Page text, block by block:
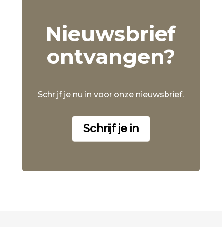
Nieuwsbrief
ontvangen?
Schrijf je nu in voor onze nieuwsbrief.
Schrijf je in